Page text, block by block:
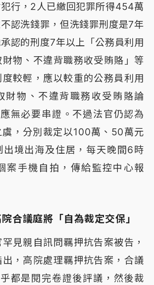
行，2人已繳回犯罪所得454萬
認洗錢罪，但洗錢罪刑度是7年
認的刑度7年以上「公務員利用
物、不違背職務收受賄賂」等
較輕，應以較重的公務員利用
財物、不違背職務收受賄賂論
無必要串證。不過法官仍認為
虞，分別裁定以100萬、50萬元
出境出海及住居，每天晚間6時
案手機自拍，傳給監控中心報
合議庭將「自為裁定交保」
見親自訊問羈押抗告案被告，
，高院處理羈押抗告案，合議
都是閱完卷證後評議，然後裁